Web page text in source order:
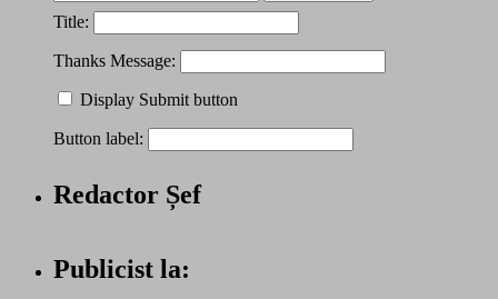
Title:
Thanks Message:
Display Submit button
Button label:
Redactor Șef
Publicist la: